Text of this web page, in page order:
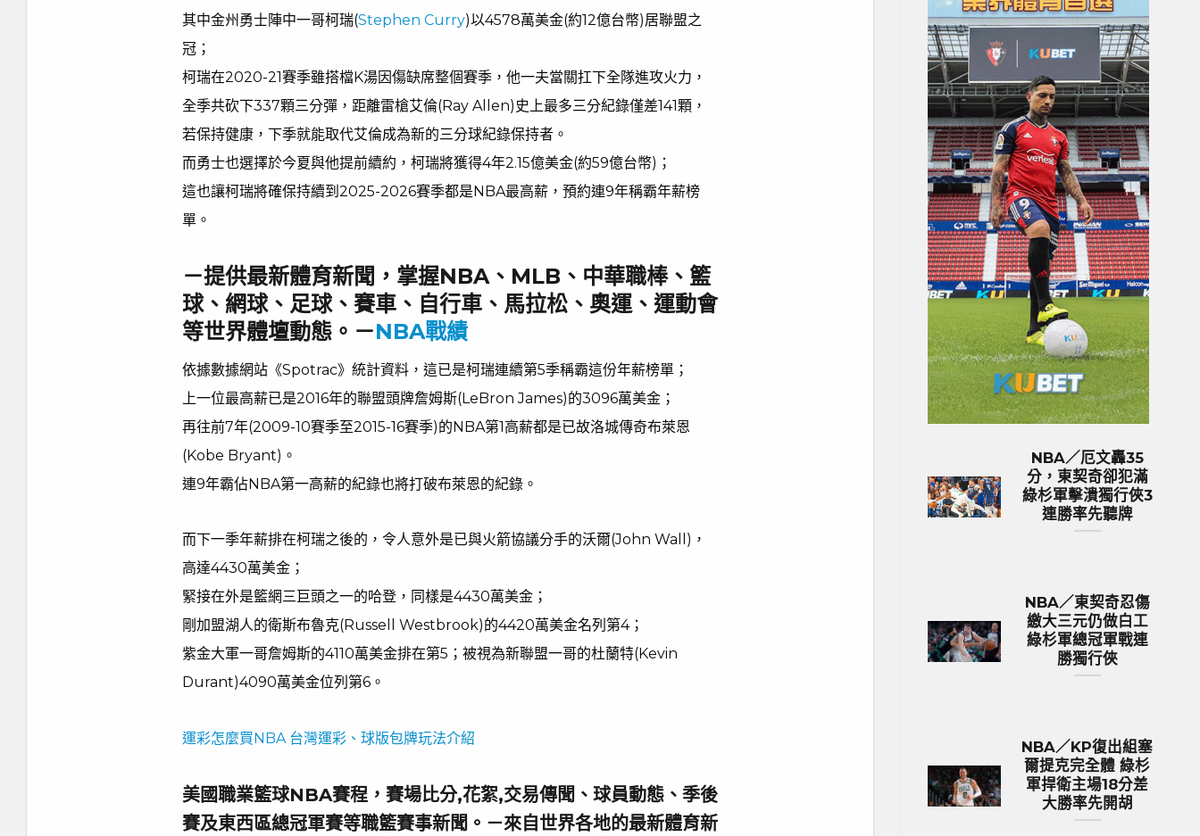
其中金州勇士陣中一哥柯瑞(Stephen Curry)以4578萬美金(約12億台幣)居聯盟之
冠；
柯瑞在2020-21賽季雖搭檔K湯因傷缺席整個賽季，他一夫當關扛下全隊進攻火力，
全季共砍下337顆三分彈，距離雷槍艾倫(Ray Allen)史上最多三分紀錄僅差141顆，
若保持健康，下季就能取代艾倫成為新的三分球紀錄保持者。
而勇士也選擇於今夏與他提前續約，柯瑞將獲得4年2.15億美金(約59億台幣)；
這也讓柯瑞將確保持續到2025-2026賽季都是NBA最高薪，預約連9年稱霸年薪榜
單。
－提供最新體育新聞，掌握NBA、MLB、中華職棒、籃
球、網球、足球、賽車、自行車、馬拉松、奧運、運動會
等世界體壇動態。－NBA戰績
依據數據網站《Spotrac》統計資料，這已是柯瑞連續第5季稱霸這份年薪榜單；
上一位最高薪已是2016年的聯盟頭牌詹姆斯(LeBron James)的3096萬美金；
再往前7年(2009-10賽季至2015-16賽季)的NBA第1高薪都是已故洛城傳奇布萊恩
(Kobe Bryant)。
連9年霸佔NBA第一高薪的紀錄也將打破布萊恩的紀錄。
而下一季年薪排在柯瑞之後的，令人意外是已與火箭協議分手的沃爾(John Wall)，
高達4430萬美金；
緊接在外是籃網三巨頭之一的哈登，同樣是4430萬美金；
剛加盟湖人的衛斯布魯克(Russell Westbrook)的4420萬美金名列第4；
紫金大軍一哥詹姆斯的4110萬美金排在第5；被視為新聯盟一哥的杜蘭特(Kevin
Durant)4090萬美金位列第6。
運彩怎麼買NBA 台灣運彩、球版包牌玩法介紹
美國職業籃球NBA賽程，賽場比分,花絮,交易傳聞、球員動態、季後
賽及東西區總冠軍賽等職籃賽事新聞。－來自世界各地的最新體育新
NBA／厄文轟35
分，東契奇卻犯滿
綠杉軍擊潰獨行俠3
連勝率先聽牌
NBA／東契奇忍傷
繳大三元仍做白工
綠杉軍總冠軍戰連
勝獨行俠
NBA／KP復出組塞
爾提克完全體 綠杉
軍捍衛主場18分差
大勝率先開胡